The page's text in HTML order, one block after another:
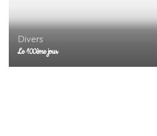
Divers
Le 100ème jour
Divers
Compétences de l’évaluation n°2 VLM